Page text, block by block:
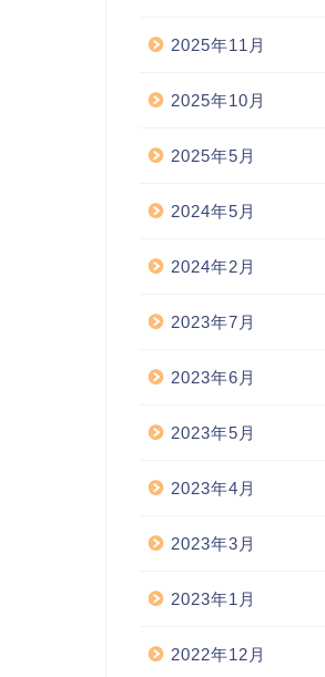
2025年11月
2025年10月
2025年5月
2024年5月
2024年2月
2023年7月
2023年6月
2023年5月
2023年4月
2023年3月
2023年1月
2022年12月